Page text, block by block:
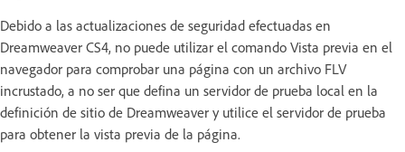
Debido a las actualizaciones de seguridad efectuadas en
Dreamweaver CS4, no puede utilizar el comando Vista previa en el
navegador para comprobar una página con un archivo FLV
incrustado, a no ser que defina un servidor de prueba local en la
definición de sitio de Dreamweaver y utilice el servidor de prueba
para obtener la vista previa de la página.